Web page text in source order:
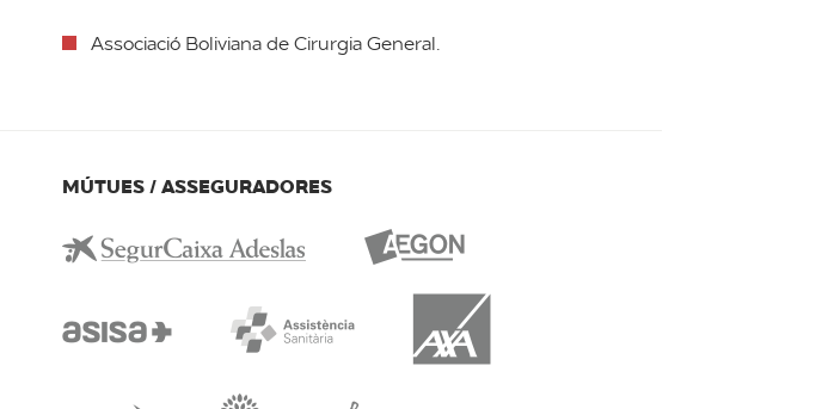
Associació Boliviana de Cirurgia General.
MÚTUES / ASSEGURADORES